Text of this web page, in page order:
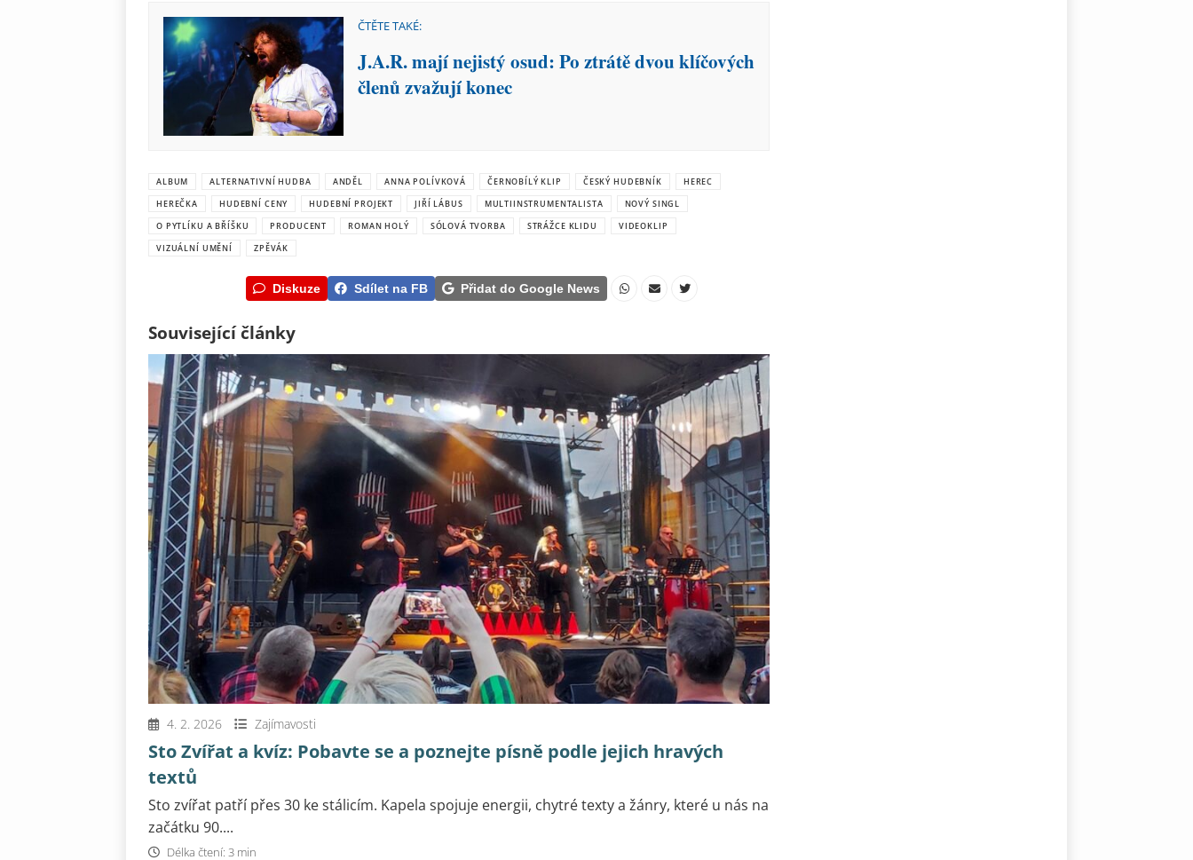
ČTĚTE TAKÉ:
J.A.R. mají nejistý osud: Po ztrátě dvou klíčových
členů zvažují konec
ALBUM ALTERNATIVNÍ HUDBA ANDĚL ANNA POLÍVKOVÁ ČERNOBÍLÝ KLIP ČESKÝ HUDEBNÍK
HEREC
HEREČKA
HUDEBNÍ CENY HUDEBNÍ PROJEKT JIŘÍ LÁBUS MULTIINSTRUMENTALISTA
NOVÝ SINGL
O PYTLÍKU A BŘÍŠKU
PRODUCENT ROMAN HOLÝ SÓLOVÁ TVORBA STRÁŽCE KLIDU
VIDEOKLIP
VIZUÁLNÍ UMĚNÍ
ZPĚVÁK
Diskuze Sdílet na FB Přidat do Google News
Související články
4. 2. 2026 Zajímavosti
Sto Zvířat a kvíz: Pobavte se a poznejte písně podle jejich hravých
textů
Sto zvířat patří přes 30 ke stálicím. Kapela spojuje energii, chytré texty a žánry, které u nás na
začátku 90....
Délka čtení: 3 min